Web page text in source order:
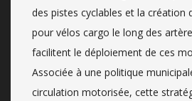
des pistes cyclables et la création
pour vélos cargo le long des
facilitent le déploiement de ces
Associée à une politique
circulation motorisée, cette